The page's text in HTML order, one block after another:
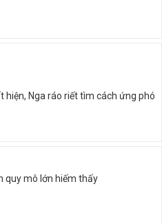
hiện, Nga ráo riết tìm cách ứng phó
quy mô lớn hiếm thấy